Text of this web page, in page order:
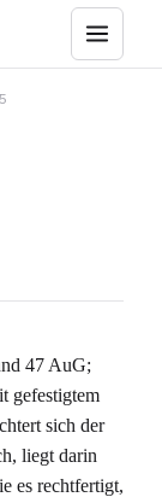
47 AuG;
gefestigtem
sich der
liegt darin
es rechtfertigt,